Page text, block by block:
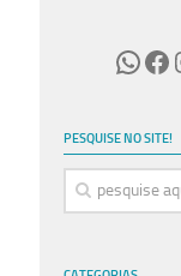
PESQUISE NO SITE!